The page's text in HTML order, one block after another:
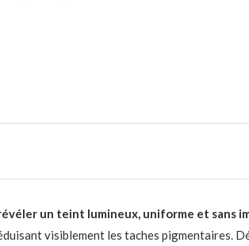
un teint lumineux, uniforme et sans
visiblement les taches pigmentaires.